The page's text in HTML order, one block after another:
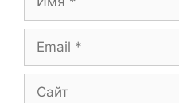
Email
Сайт